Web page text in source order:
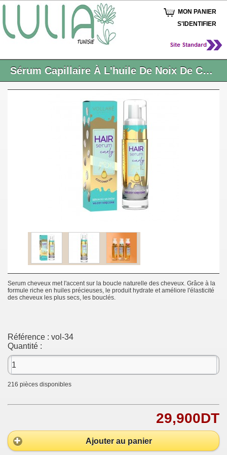
MON PANIER
S'IDENTIFIER
Sérum Capillaire À L'huile De Noix De Coco 30 Ml
Serum cheveux met l'accent sur la boucle naturelle des cheveux. Grâce à la
formule riche en huiles précieuses, le produit hydrate et améliore l'élasticité
des cheveux les plus secs, les bouclés.
Référence : vol-34
Quantité :
216 pièces disponibles
29,900DT
Ajouter au panier